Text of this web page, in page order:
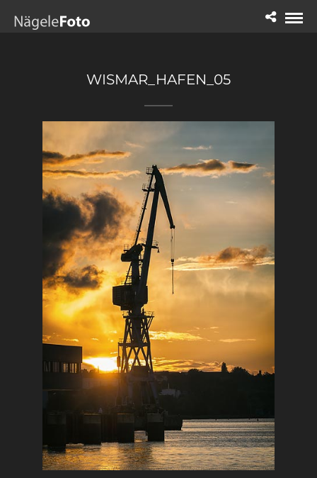
WISMAR_HAFEN_05